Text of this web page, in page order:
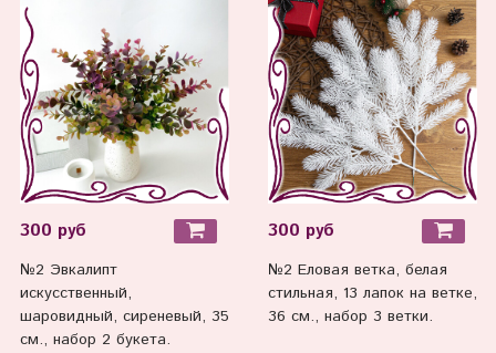
300 руб
№2 Эвкалипт
искусственный,
шаровидный, сиреневый, 35
см., набор 2 букета.
300 руб
№2 Еловая ветка, белая
стильная, 13 лапок на ветке,
36 см., набор 3 ветки.